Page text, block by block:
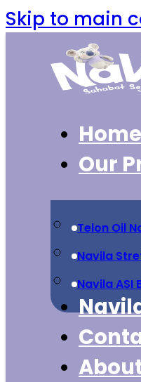
Skip to main
Home
Our
Telon Oil
Navila
Navila ASI